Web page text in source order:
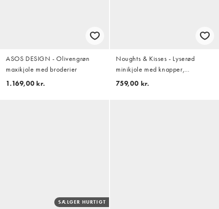
ASOS DESIGN - Olivengrøn
maxikjole med broderier
1.169,00 kr.
Noughts & Kisses - Lyserød
minikjole med knapper,
asymmetrisk snit og tern
759,00 kr.
SÆLGER HURTIGT